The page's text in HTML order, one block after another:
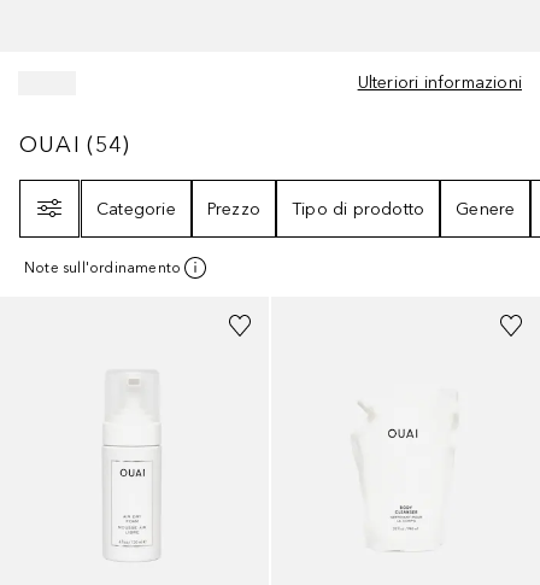
Ulteriori informazioni
OUAI54
OUAI (54)
Categorie
Prezzo Tipo di prodotto Genere
Note sull'ordinamento